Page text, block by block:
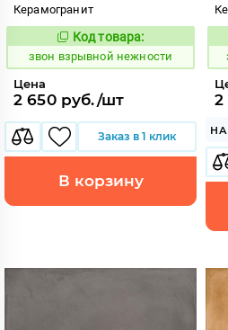
Керамогранит
454933
Код товара:
звон взрывной нежности
Цена
2 650 руб./шт
Заказ в 1 клик
В корзину
2